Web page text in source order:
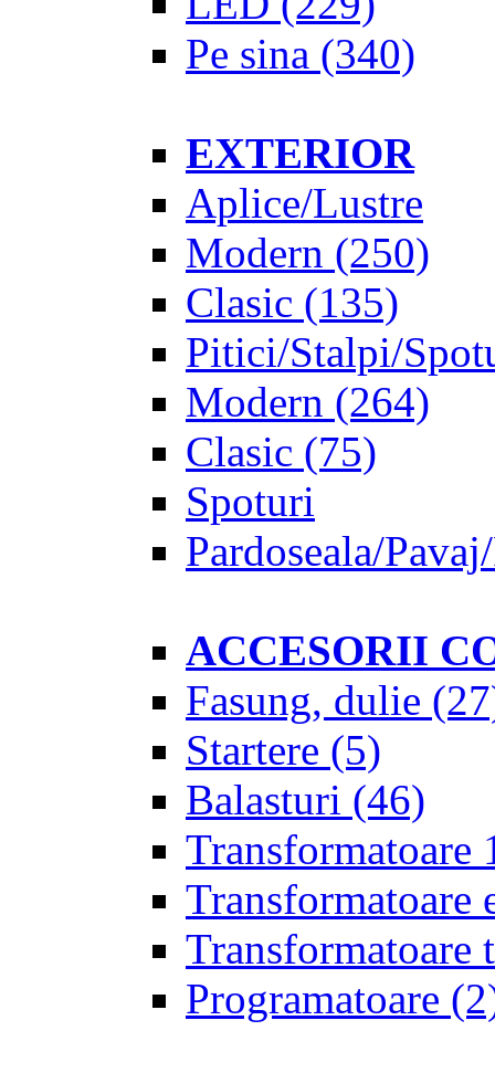
Pe sina (340)
EXTERIOR
Aplice/Lustre
Modern (250)
Clasic (135)
Pitici/Stalpi/
Modern (264)
Clasic (75)
Spoturi
Pardoseala/
ACCESORII
Fasung, dulie
Startere (5)
Balasturi (46)
Transformatoare
Transformatoare
Transformatoare
Programatoare